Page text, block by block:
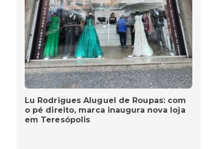
Lu Rodrigues Aluguel de Roupas: com
o pé direito, marca inaugura nova loja
em Teresópolis